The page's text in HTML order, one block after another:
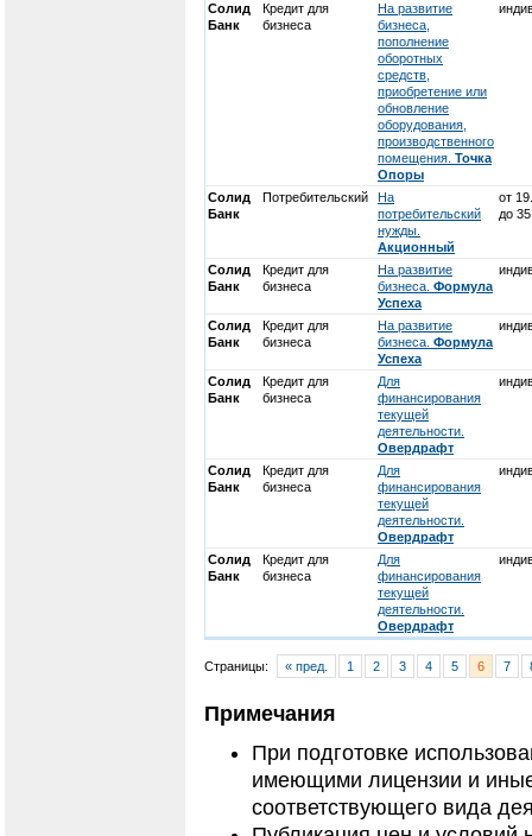
Солид
Банк
Кредит для
бизнеса
На развитие
бизнеса,
пополнение
оборотных
средств,
приобретение или
обновление
оборудования,
производственного
помещения. Точка
Опоры
Солид
Банк
Потребительский
На
потребительский
нужды.
Акционный
от
до
Солид
Банк
Кредит для
бизнеса
На развитие
бизнеса. Формула
Успеха
Солид
Банк
Кредит для
бизнеса
На развитие
бизнеса. Формула
Успеха
Солид
Банк
Кредит для
бизнеса
Для
финансирования
текущей
деятельности.
Овердрафт
Солид
Банк
Кредит для
бизнеса
Для
финансирования
текущей
деятельности.
Овердрафт
Солид
Банк
Кредит для
бизнеса
Для
финансирования
текущей
деятельности.
Овердрафт
Страницы: « пред. 1 2 3 4 5 6 7
Примечания
При подготовке
имеющими лицензии и
соответствующего вида